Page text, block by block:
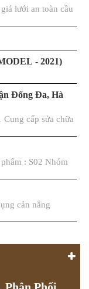
lưới an toàn cầu
- 2021)
Đống Đa, Hà
cấp sửa chữa
: S02 Nhóm
cản nắng
Phân Phối